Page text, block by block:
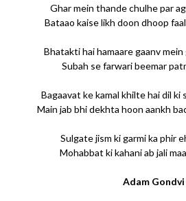
Ghar mein thande chulhe par
Bataao kaise likh doon dhoop
Bhatakti hai hamaare gaanv
Subah se farwari beemar
Bagaavat ke kamal khilte hai dil ki
Main jab bhi dekhta hoon aankh
Sulgate jism ki garmi ka phir
Mohabbat ki kahani ab jali
Adam Gondvi